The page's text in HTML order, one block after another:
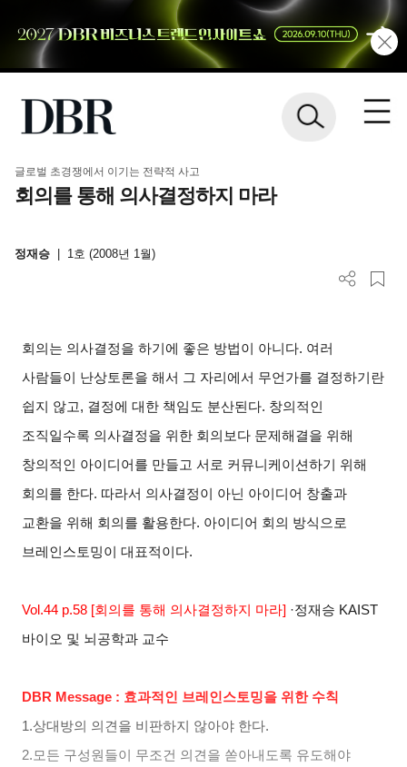
글로벌 초경쟁에서 이기는 전략적 사고
회의를 통해 의사결정하지 마라
정재승 1호 (2008년 1월)
회의는 의사결정을 하기에 좋은 방법이 아니다. 여러
사람들이 난상토론을 해서 그 자리에서 무언가를 결정하기란
쉽지 않고, 결정에 대한 책임도 분산된다. 창의적인
조직일수록 의사결정을 위한 회의보다 문제해결을 위해
창의적인 아이디어를 만들고 서로 커뮤니케이션하기 위해
회의를 한다. 따라서 의사결정이 아닌 아이디어 창출과
교환을 위해 회의를 활용한다. 아이디어 회의 방식으로
브레인스토밍이 대표적이다.
Vol.44 p.58 [회의를 통해 의사결정하지 마라] ·정재승 KAIST
바이오 및 뇌공학과 교수
DBR Message : 효과적인 브레인스토밍을 위한 수칙
1.상대방의 의견을 비판하지 않아야 한다.
2. 모든 구성원들이 무조건 의견을 쏟아내도록 유도해야